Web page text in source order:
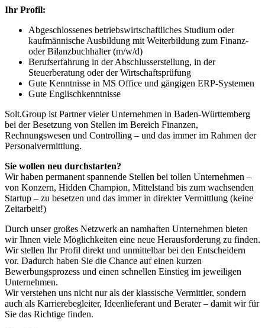
Ihr Profil:
Abgeschlossenes betriebswirtschaftliches Studium oder
kaufmännische Ausbildung mit Weiterbildung zum Finanz-
oder Bilanzbuchhalter (m/w/d)
Berufserfahrung in der Abschlusserstellung, in der
Steuerberatung oder der Wirtschaftsprüfung
Gute Kenntnisse in MS Office und gängigen ERP-Systemen
Gute Englischkenntnisse
Solt.Group ist Partner vieler Unternehmen in Baden-Württemberg
bei der Besetzung von Stellen im Bereich Finanzen,
Rechnungswesen und Controlling – und das immer im Rahmen der
Personalvermittlung.
Sie wollen neu durchstarten?
Wir haben permanent spannende Stellen bei tollen Unternehmen –
von Konzern, Hidden Champion, Mittelstand bis zum wachsenden
Startup – zu besetzen und das immer in direkter Vermittlung (keine
Zeitarbeit!)
Durch unser großes Netzwerk an namhaften Unternehmen bieten
wir Ihnen viele Möglichkeiten eine neue Herausforderung zu finden.
Wir stellen Ihr Profil direkt und unmittelbar bei den Entscheidern
vor. Dadurch haben Sie die Chance auf einen kurzen
Bewerbungsprozess und einen schnellen Einstieg im jeweiligen
Unternehmen.
Wir verstehen uns nicht nur als der klassische Vermittler, sondern
auch als Karrierebegleiter, Ideenlieferant und Berater – damit wir für
Sie das Richtige finden.